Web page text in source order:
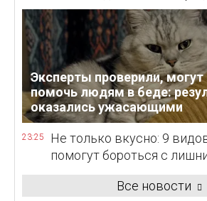
Эксперты проверили,
помочь людям в беде:
оказались ужасающими
23:25
Не только вкусно: 9
помогут бороться с
Все новости